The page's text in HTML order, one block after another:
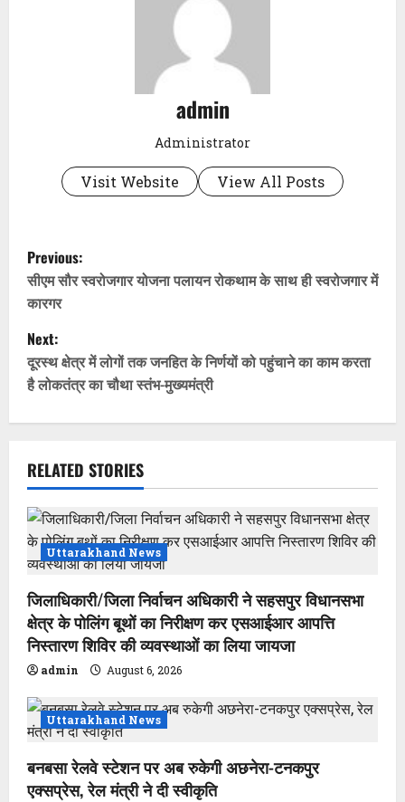
admin
Administrator
Visit Website View All Posts
P
o
s
t
n
v
i
g
a
t
i
o
n
Previous:
सीएम सौर स्वरोजगार योजना पलायन रोकथाम के साथ ही स्वरोजगार में
कारगर
Next:
दूरस्थ क्षेत्र में लोगों तक जनहित के निर्णयों को पहुंचाने का काम करता
है लोकतंत्र का चौथा स्तंभ-मुख्यमंत्री
RELATED STORIES
Uttarakhand News
जिलाधिकारी/जिला निर्वाचन अधिकारी ने सहसपुर विधानसभा
क्षेत्र के पोलिंग बूथों का निरीक्षण कर एसआईआर आपत्ति
निस्तारण शिविर की व्यवस्थाओं का लिया जायजा
admin August 6, 2026
Uttarakhand News
बनबसा रेलवे स्टेशन पर अब रुकेगी अछनेरा-टनकपुर
एक्सप्रेस, रेल मंत्री ने दी स्वीकृति